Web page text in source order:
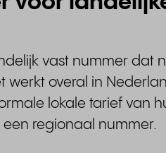
vast nummer dat
werkt overal in
lokale tarief van
regionaal nummer.